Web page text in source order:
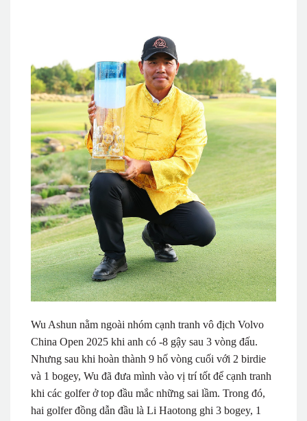
Wu Ashun nằm ngoài nhóm cạnh tranh vô địch Volvo
China Open 2025 khi anh có -8 gậy sau 3 vòng đấu.
Nhưng sau khi hoàn thành 9 hố vòng cuối với 2 birdie
và 1 bogey, Wu đã đưa mình vào vị trí tốt để cạnh tranh
khi các golfer ở top đầu mắc những sai lầm. Trong đó,
hai golfer đồng dẫn đầu là Li Haotong ghi 3 bogey, 1